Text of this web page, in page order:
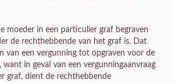
moeder in een particulier graf begraven
de rechthebbende van het graf is. Dat
van een vergunning tot opgraven voor de
want in geval van een vergunningaanvraag
graf, dient de rechthebbende